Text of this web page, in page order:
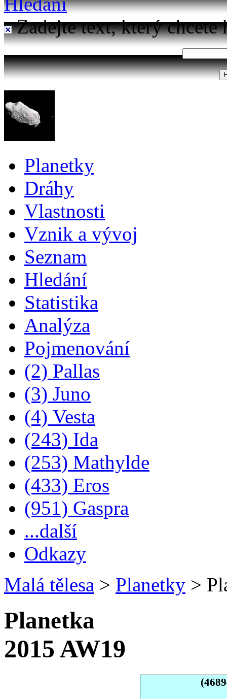
Zadejte text, který chcete
Planetky
Dráhy
Vlastnosti
Vznik a vývoj
Seznam
Hledání
Statistika
Analýza
Pojmenování
(2) Pallas
(3) Juno
(4) Vesta
(243) Ida
(253) Mathylde
(433) Eros
(951) Gaspra
...další
Odkazy
Malá tělesa > Planetky >
Planetka
2015 AW19